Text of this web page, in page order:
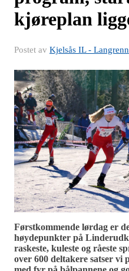
kjøreplan
Postet av Kjelsås IL - Langrenn
Førstkommende lørdag er
høydepunkter på
raskeste, kuleste og råeste
over 600 deltakere satser vi